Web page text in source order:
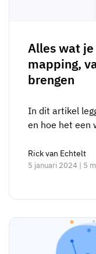
Alles wat
mapping,
brengen
In dit artikel
en hoe het een
Rick van Echtelt
5 januari 2024 | 5